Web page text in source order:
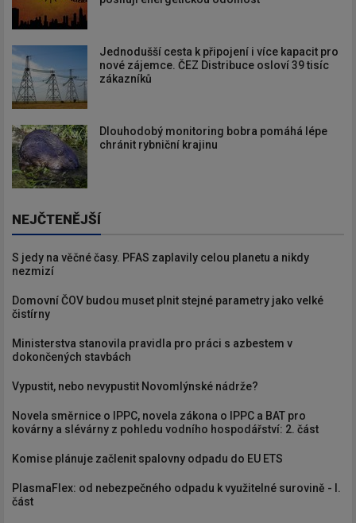
Jednodušší cesta k připojení i více kapacit pro
nové zájemce. ČEZ Distribuce osloví 39 tisíc
zákazníků
Dlouhodobý monitoring bobra pomáhá lépe
chránit rybniční krajinu
NEJČTENĚJŠÍ
S jedy na věčné časy. PFAS zaplavily celou planetu a nikdy
nezmizí
Domovní ČOV budou muset plnit stejné parametry jako velké
čistírny
Ministerstva stanovila pravidla pro práci s azbestem v
dokončených stavbách
Vypustit, nebo nevypustit Novomlýnské nádrže?
Novela směrnice o IPPC, novela zákona o IPPC a BAT pro
kovárny a slévárny z pohledu vodního hospodářství: 2. část
Komise plánuje začlenit spalovny odpadu do EU ETS
PlasmaFlex: od nebezpečného odpadu k využitelné surovině - I.
část